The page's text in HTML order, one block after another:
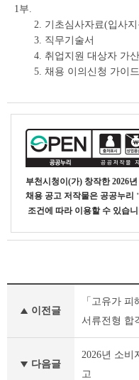
1부.
2. 기초심사자료(입사지
3. 직무기술서
4. 취업지원 대상자 가산
5. 채용 이의신청 가이
부천시청이(가) 창작한2026
채용 공고 저작물은 공공누리
조건에 따라 이용할 수 있습
이전글
「고유가
서류전형 합
다음글
2026년 소비
고